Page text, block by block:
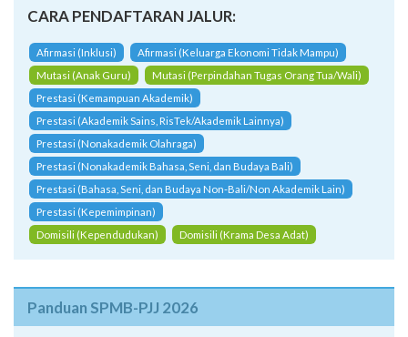
CARA PENDAFTARAN JALUR:
Afirmasi (Inklusi)
Afirmasi (Keluarga Ekonomi Tidak Mampu)
Mutasi (Anak Guru)
Mutasi (Perpindahan Tugas Orang Tua/Wali)
Prestasi (Kemampuan Akademik)
Prestasi (Akademik Sains, RisTek/Akademik Lainnya)
Prestasi (Nonakademik Olahraga)
Prestasi (Nonakademik Bahasa, Seni, dan Budaya Bali)
Prestasi (Bahasa, Seni, dan Budaya Non-Bali/Non Akademik Lain)
Prestasi (Kepemimpinan)
Domisili (Kependudukan)
Domisili (Krama Desa Adat)
Panduan SPMB-PJJ 2026